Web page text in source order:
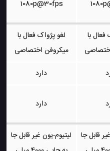
1080p@30fps
فعال با
لغو پژواک فعال با
میکروفن اختصاصی
دارد
دارد
قابل جا
لیتیوم-یون غیر قابل جا